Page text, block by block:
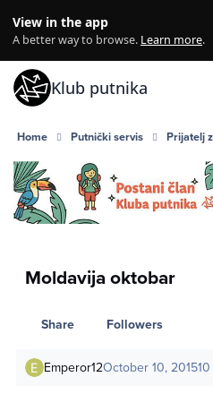
View in the app
A better way to browse. Learn more.
Klub putnika
Home Putnički servis Prijatelj
Moldavija oktobar
Share Followers
Emperor12October 10, 2015